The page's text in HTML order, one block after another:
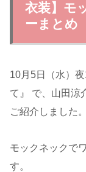
衣装】モ
ーまとめ
10月5日（水）
て』 で、山田涼
ご紹介しました。
モックネックで
す。